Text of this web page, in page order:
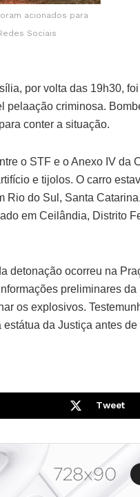
acionados para
Sociais
por volta das 19h30,
pelaação criminosa.
conter a situação.
o STF e o Anexo IV da
e tijolos. O carro
Rio do Sul, Santa
em Ceilândia, Distrito
detonação ocorreu na
preliminares
os explosivos.
da Justiça antes
Tweet